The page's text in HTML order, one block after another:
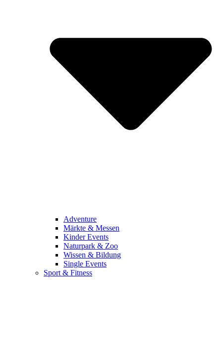
Adventure
Märkte & Messen
Kinder Events
Naturpark & Zoo
Wissen & Bildung
Single Events
Sport & Fitness